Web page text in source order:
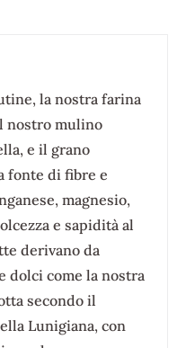
la nostra farina
nostro mulino
e il grano
fonte di fibre e
magnesio,
e sapidità al
derivano da
come la nostra
secondo il
Lunigiana, con